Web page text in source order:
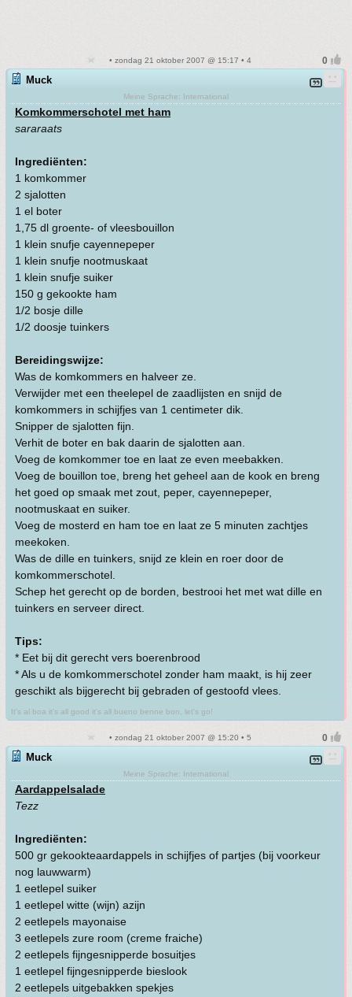
• zondag 21 oktober 2007 @ 15:17 • 4
Muck
Meine Sprache: International
Komkommerschotel met ham
sararaats
Ingrediënten:
1 komkommer
2 sjalotten
1 el boter
1,75 dl groente- of vleesbouillon
1 klein snufje cayennepeper
1 klein snufje nootmuskaat
1 klein snufje suiker
150 g gekookte ham
1/2 bosje dille
1/2 doosje tuinkers
Bereidingswijze:
Was de komkommers en halveer ze.
Verwijder met een theelepel de zaadlijsten en snijd de
komkommers in schijfjes van 1 centimeter dik.
Snipper de sjalotten fijn.
Verhit de boter en bak daarin de sjalotten aan.
Voeg de komkommer toe en laat ze even meebakken.
Voeg de bouillon toe, breng het geheel aan de kook en breng
het goed op smaak met zout, peper, cayennepeper,
nootmuskaat en suiker.
Voeg de mosterd en ham toe en laat ze 5 minuten zachtjes
meekoken.
Was de dille en tuinkers, snijd ze klein en roer door de
komkommerschotel.
Schep het gerecht op de borden, bestrooi het met wat dille en
tuinkers en serveer direct.
Tips:
* Eet bij dit gerecht vers boerenbrood
* Als u de komkommerschotel zonder ham maakt, is hij zeer
geschikt als bijgerecht bij gebraden of gestoofd vlees.
It's al boa it's all good it's all bueno benne bon, let's go!
• zondag 21 oktober 2007 @ 15:20 • 5
Muck
Meine Sprache: International
Aardappelsalade
Tezz
Ingrediënten:
500 gr gekookteaardappels in schijfjes of partjes (bij voorkeur
nog lauwwarm)
1 eetlepel suiker
1 eetlepel witte (wijn) azijn
2 eetlepels mayonaise
3 eetlepels zure room (creme fraiche)
2 eetlepels fijngesnipperde bosuitjes
1 eetlepel fijngesnipperde bieslook
2 eetlepels uitgebakken spekjes